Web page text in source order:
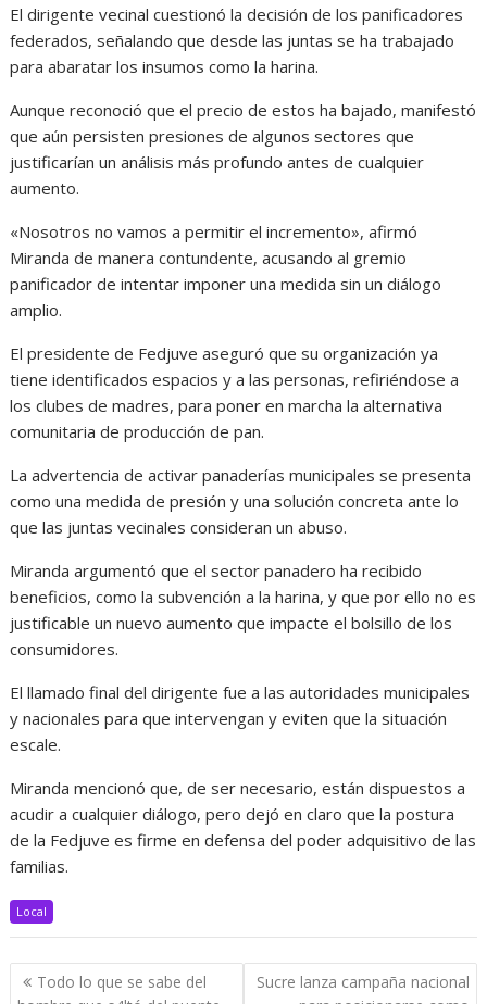
El dirigente vecinal cuestionó la decisión de los panificadores
federados, señalando que desde las juntas se ha trabajado
para abaratar los insumos como la harina.
Aunque reconoció que el precio de estos ha bajado, manifestó
que aún persisten presiones de algunos sectores que
justificarían un análisis más profundo antes de cualquier
aumento.
«Nosotros no vamos a permitir el incremento», afirmó
Miranda de manera contundente, acusando al gremio
panificador de intentar imponer una medida sin un diálogo
amplio.
El presidente de Fedjuve aseguró que su organización ya
tiene identificados espacios y a las personas, refiriéndose a
los clubes de madres, para poner en marcha la alternativa
comunitaria de producción de pan.
La advertencia de activar panaderías municipales se presenta
como una medida de presión y una solución concreta ante lo
que las juntas vecinales consideran un abuso.
Miranda argumentó que el sector panadero ha recibido
beneficios, como la subvención a la harina, y que por ello no es
justificable un nuevo aumento que impacte el bolsillo de los
consumidores.
El llamado final del dirigente fue a las autoridades municipales
y nacionales para que intervengan y eviten que la situación
escale.
Miranda mencionó que, de ser necesario, están dispuestos a
acudir a cualquier diálogo, pero dejó en claro que la postura
de la Fedjuve es firme en defensa del poder adquisitivo de las
familias.
Local
Navegación
Todo lo que se sabe del
Sucre lanza campaña nacional